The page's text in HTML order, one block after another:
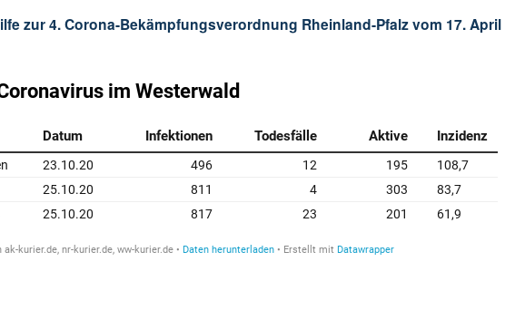
zur 4. Corona-Bekämpfungsverordnung Rheinland-Pfalz vom 17. April